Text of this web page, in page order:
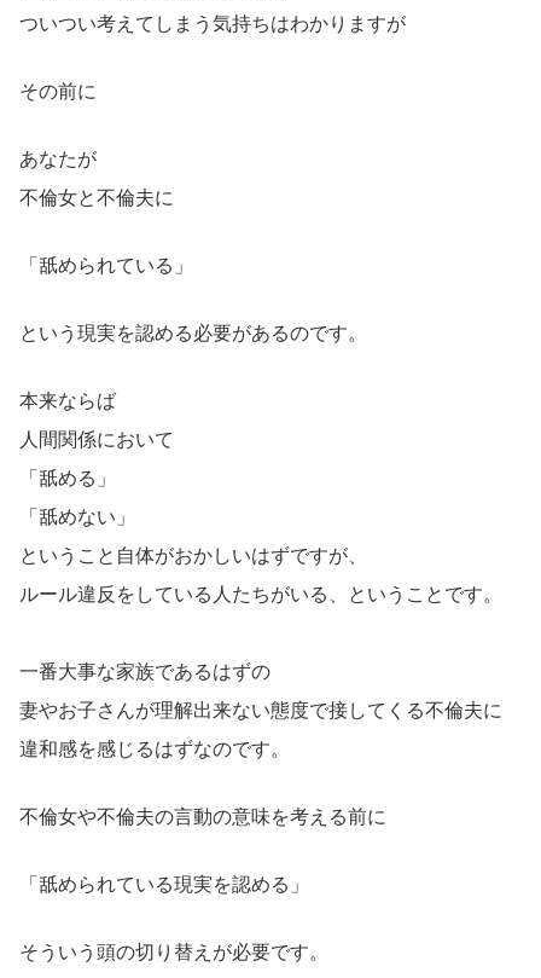
ついつい考えてしまう気持ちはわかりますが
その前に
あなたが
不倫女と不倫夫に
「舐められている」
という現実を認める必要があるのです。
本来ならば
人間関係において
「舐める」
「舐めない」
ということ自体がおかしいはずですが、
ルール違反をしている人たちがいる、ということです。
一番大事な家族であるはずの
妻やお子さんが理解出来ない態度で接してくる不倫夫に
違和感を感じるはずなのです。
不倫女や不倫夫の言動の意味を考える前に
「舐められている現実を認める」
そういう頭の切り替えが必要です。